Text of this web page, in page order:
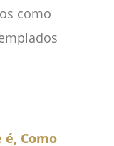
como
é, Como